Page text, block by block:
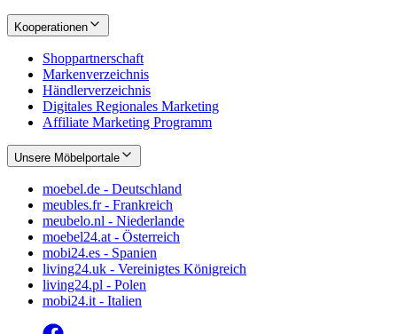
Kooperationen
Shoppartnerschaft
Markenverzeichnis
Händlerverzeichnis
Digitales Regionales Marketing
Affiliate Marketing Programm
Unsere Möbelportale
moebel.de - Deutschland
meubles.fr - Frankreich
meubelo.nl - Niederlande
moebel24.at - Österreich
mobi24.es - Spanien
living24.uk - Vereinigtes Königreich
living24.pl - Polen
mobi24.it - Italien